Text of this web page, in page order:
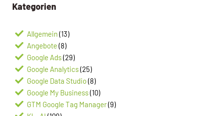
Kategorien
Allgemein (13)
Angebote (8)
Google Ads(29)
Google Analytics(25)
Google Data Studio(8)
Google My Business(10)
GTM Google Tag Manager(9)